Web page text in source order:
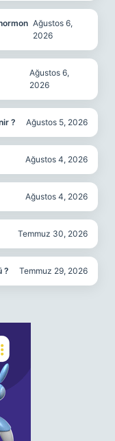
Ağustos 6,
2026
Ağustos 6,
2026
? Ağustos 5, 2026
Ağustos 4, 2026
Ağustos 4, 2026
Temmuz 30, 2026
? Temmuz 29, 2026